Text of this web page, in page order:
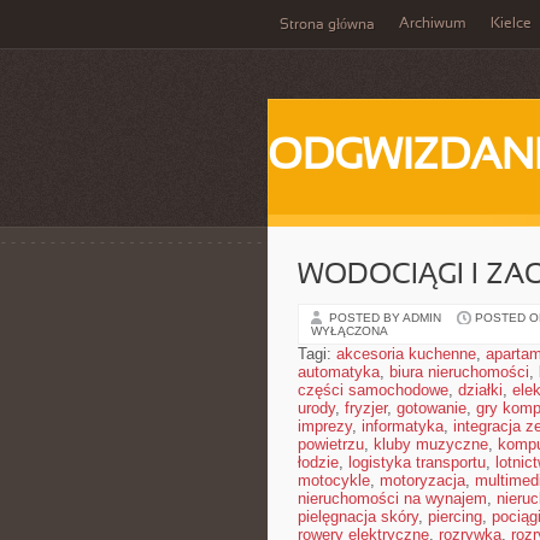
Strona główna Archiwum Kielce
WODOCIĄGI I
POSTED BY ADMIN POSTED
WYŁĄCZONA
Tagi: akcesoria kuchenne,
automatyka, biura nieruchomości,
części samochodowe, działki,
urody, fryzjer, gotowanie, gry
imprezy, informatyka, integracja
powietrzu, kluby muzyczne,
łodzie, logistyka transportu,
motocykle, motoryzacja,
nieruchomości na wynajem,
pielęgnacja skóry, piercing, pociągi
rowery elektryczne, rozrywka,